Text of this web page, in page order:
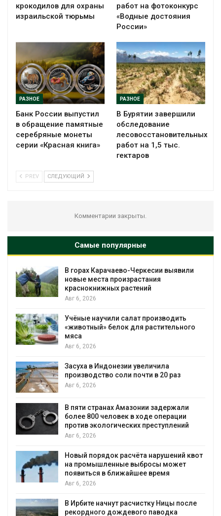
крокодилов для охраны
израильской тюрьмы
работ на фотоконкурс
«Водные достояния
России»
РАЗНОЕ
Банк России выпустил
в обращение памятные
серебряные монеты
серии «Красная книга»
РАЗНОЕ
В Бурятии завершили
обследование
лесовосстановительных
работ на 1,5 тыс.
гектаров
PREV СЛЕДУЮЩИЙ
Комментарии закрыты.
Самые популярные
Черкесии выявили
растений
салат производить
для растительного
увеличила
почти в 20 раз
Амазонии задержали
в ходе операции
преступлений
нарушений квот
выбросы может
время
расчистку Ницы после
паводка
В Домодедове
последствия
пожара на складе
Изменение климата
бабочек по всему
установки
бизнеса
Москвариум
трёхдневным
Авг 5, 2026
проверяют по
Авг 5, 2026
для охраны
Авг 5, 2026